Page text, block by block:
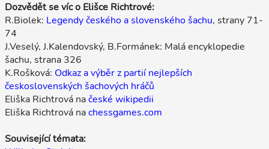
Dozvědět se víc o Elišce Richtrové:
R.Biolek: Legendy českého a slovenského šachu, strany 71-
74
J.Veselý, J.Kalendovský, B.Formánek: Malá encyklopedie
šachu, strana 326
K.Rošková: Odkaz a výběr z partií nejlepších
československých šachových hráčů
Eliška Richtrová načeské wikipedii
Eliška Richtrová nachessgames.com
Související témata: